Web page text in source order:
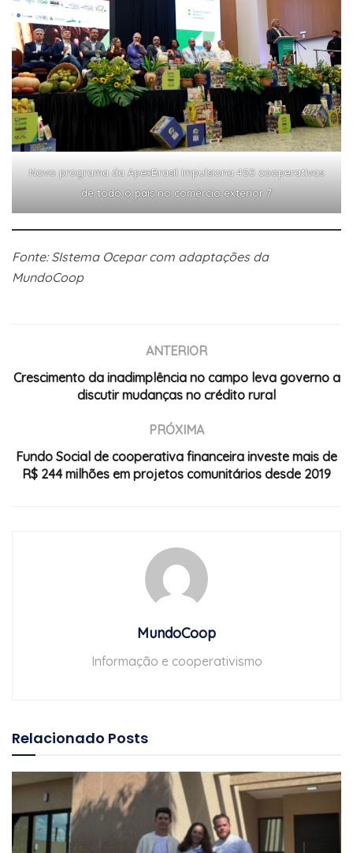
Novo programa da ApexBrasil impulsiona 450 cooperativas
de todo o país no comércio exterior 7
Fonte: SIstema Ocepar com adaptações da
MundoCoop
ANTERIOR
Crescimento da inadimplência no campo leva governo a
discutir mudanças no crédito rural
PRÓXIMA
Fundo Social de cooperativa financeira investe mais de
R$ 244 milhões em projetos comunitários desde 2019
MundoCoop
Informação e cooperativismo
Relacionado Posts